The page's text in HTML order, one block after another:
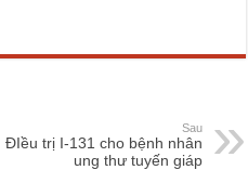
Sau
ĐIều trị I-131 cho bệnh nhân
ung thư tuyến giáp